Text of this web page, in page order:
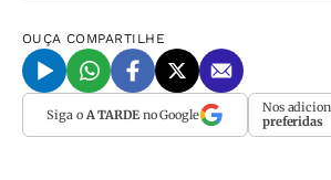
OUÇA COMPARTILHE
Siga o A TARDEno Google Nos
preferidas